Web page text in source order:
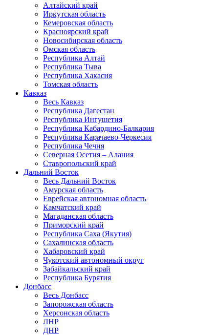
Алтайский край
Иркутская область
Кемеровская область
Красноярский край
Новосибирская область
Омская область
Республика Алтай
Республика Тыва
Республика Хакасия
Томская область
Кавказ
Весь Кавказ
Республика Дагестан
Республика Ингушетия
Республика Кабардино-Балкария
Республика Карачаево-Черкесия
Республика Чечня
Северная Осетия – Алания
Ставропольский край
Дальний Восток
Весь Дальний Восток
Амурская область
Еврейская автономная область
Камчатский край
Магаданская область
Приморский край
Республика Саха (Якутия)
Сахалинская область
Хабаровский край
Чукотский автономный округ
Забайкальский край
Республика Бурятия
Донбасс
Весь Донбасс
Запорожская область
Херсонская область
ЛНР
ДНР